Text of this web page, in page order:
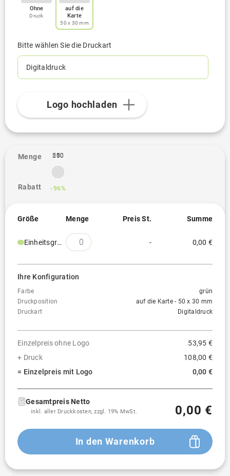
Ohne
Druck
auf die
Karte
50 x 30 mm
Bitte wählen Sie die Druckart
Digitaldruck
Logo hochladen
Menge
Rabatt
1
250
-96%
500
-96%
Größe Menge Preis St. Summe
Einheitsgröße - 0,00 €
Ihre Konfiguration
Farbe
grün
Druckposition
auf die Karte - 50 x 30 mm
Druckart
Digitaldruck
Einzelpreis ohne Logo
53,95 €
+ Druck
108,00 €
= Einzelpreis mit Logo
0,00 €
Gesamtpreis Netto
inkl. aller Druckkosten, zzgl. 19% MwSt. 0,00 €
In den Warenkorb